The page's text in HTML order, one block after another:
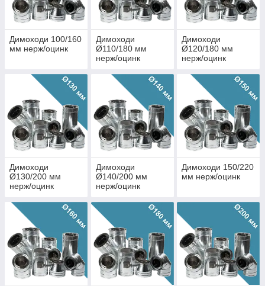
Димоходи 100/160
мм нерж/оцинк
Димоходи
Ø110/180 мм
нерж/оцинк
Димоходи
Ø120/180 мм
нерж/оцинк
Димоходи
Ø130/200 мм
нерж/оцинк
Димоходи
Ø140/200 мм
нерж/оцинк
Димоходи 150/220
мм нерж/оцинк